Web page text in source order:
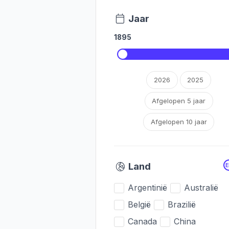
Jaar
1895
2026 2025
Afgelopen 5 jaar
Afgelopen 10 jaar
Land
Argentinië
Australië
België
Brazilië
Canada
China